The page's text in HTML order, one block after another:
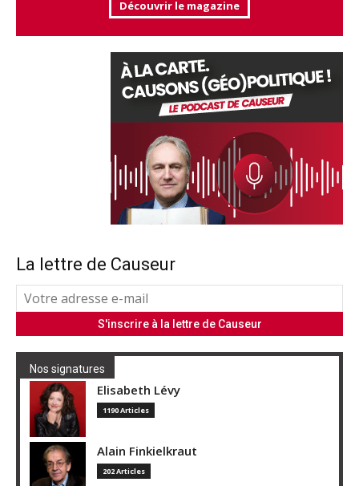
Découvrir le magazine
La lettre de Causeur
Nos signatures
Elisabeth Lévy
1190 Articles
Alain Finkielkraut
202 Articles